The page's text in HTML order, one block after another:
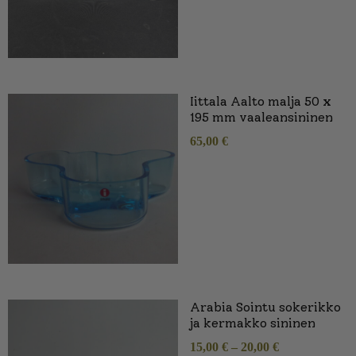
Iittala Aalto malja 50 x
195 mm vaaleansininen
65,00 €
Arabia Sointu sokerikko
ja kermakko sininen
15,00 € – 20,00 €